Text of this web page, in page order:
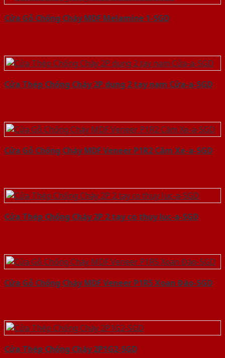
Cửa Gỗ Chống Cháy MDF Melamine 1-SGD
Cửa Thép Chống Cháy 2P dung 2 tay nam Cửa-a-SGD
Cửa Gỗ Chống Cháy MDF Veneer P1R2 Căm Xe-a-SGD
Cửa Thép Chống Cháy 2P 2 tay co thuy luc-a-SGD
Cửa Gỗ Chống Cháy MDF Veneer P1R5 Xoan Đào-SGD
Cửa Thép Chống Cháy 2P1G2-SGD